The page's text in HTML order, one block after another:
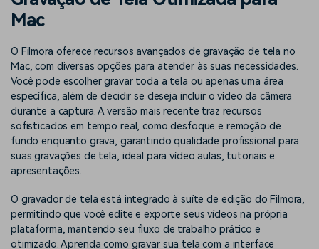
Enciclopédia de Vídeo
Aprenda os termos técnicos
de edição de vídeo
usuários criam com o Filmora
Hub de Criadores
Mostre sua criatividade
ilimitada com o Hub de
Criadores
Efeitos Especiais DIY
Crie efeitos de vídeo
profissionais por conta
própria
Blog
Programa de afiliados
Acesse parcerias de nível
empresarial
Suporte
Saiba mais
Buscar
Mac
O Filmora oferece recursos avançados de gravação de tela no
Mac, com diversas opções para atender às suas necessidades.
Você pode escolher gravar toda a tela ou apenas uma área
específica, além de decidir se deseja incluir o vídeo da câmera
durante a captura. A versão mais recente traz recursos
sofisticados em tempo real, como desfoque e remoção de
fundo enquanto grava, garantindo qualidade profissional para
suas gravações de tela, ideal para vídeo aulas, tutoriais e
apresentações.
O gravador de tela está integrado à suíte de edição do Filmora,
permitindo que você edite e exporte seus vídeos na própria
plataforma, mantendo seu fluxo de trabalho prático e
otimizado. Aprenda como gravar sua tela com a interface